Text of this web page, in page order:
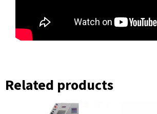
Related products